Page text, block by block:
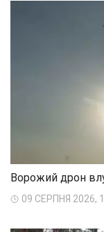
Ворожий дрон
09 СЕРПНЯ 2026,